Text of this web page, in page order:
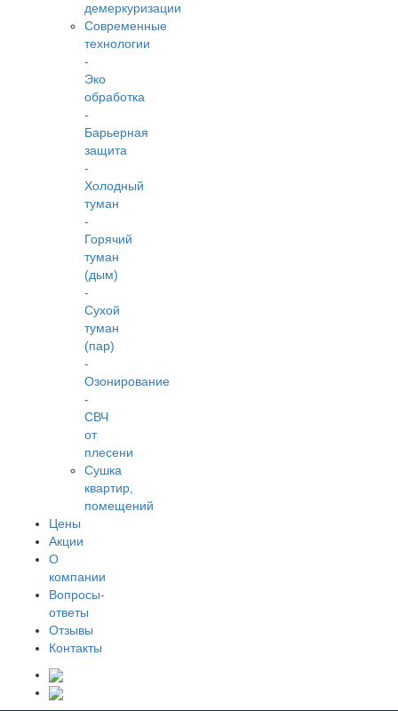
демеркуризации
Современные
технологии
-
Эко
обработка
-
Барьерная
защита
-
Холодный
туман
-
Горячий
туман
(дым)
-
Сухой
туман
(пар)
-
Озонирование
-
СВЧ
от
плесени
Сушка
квартир,
помещений
Цены
Акции
О
компании
Вопросы-
ответы
Отзывы
Контакты